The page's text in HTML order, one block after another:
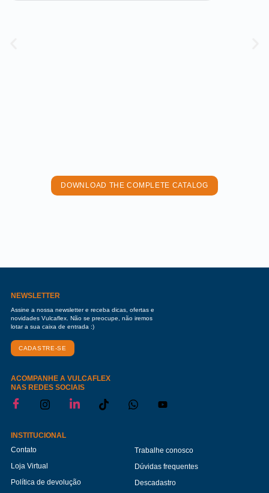
DOWNLOAD THE COMPLETE CATALOG
NEWSLETTER
Assine a nossa newsletter e receba dicas, ofertas e
novidades Vulcaflex. Não se preocupe, não iremos
lotar a sua caixa de entrada :)
CADASTRE-SE
ACOMPANHE A VULCAFLEX
NAS REDES SOCIAIS
INSTITUCIONAL
Contato
Loja Virtual
Política de devolução
Trabalhe conosco
Dúvidas frequentes
Descadastro